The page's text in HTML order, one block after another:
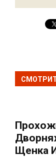
Щенка